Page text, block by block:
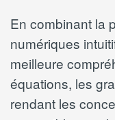
En combinant la
numériques
meilleure
équations, les
rendant les